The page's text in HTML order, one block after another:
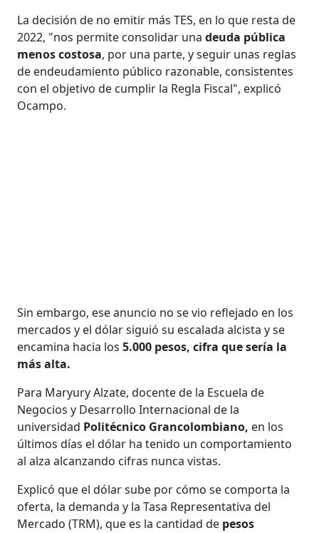
La decisión de no emitir más TES, en lo que resta de
2022, "nos permite consolidar una deuda pública
menos costosa, por una parte, y seguir unas reglas
de endeudamiento público razonable, consistentes
con el objetivo de cumplir la Regla Fiscal", explicó
Ocampo.
Sin embargo, ese anuncio no se vio reflejado en los
mercados y el dólar siguió su escalada alcista y se
encamina hacia los5.000 pesos, cifra que sería la
más alta.
Para Maryury Alzate, docente de la Escuela de
Negocios y Desarrollo Internacional de la
universidad Politécnico Grancolombiano, en los
últimos días el dólar ha tenido un comportamiento
al alza alcanzando cifras nunca vistas.
Explicó que el dólar sube por cómo se comporta la
oferta, la demanda y la Tasa Representativa del
Mercado (TRM), que es la cantidad de pesos